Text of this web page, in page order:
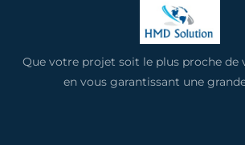
Que votre projet soit le plus proche de
en vous garantissant une